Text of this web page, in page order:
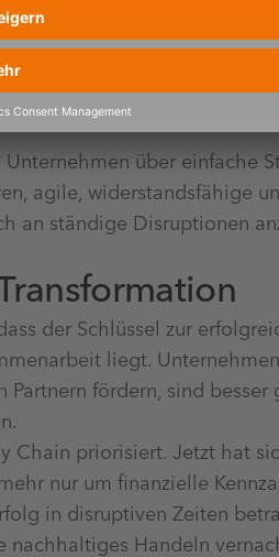
als je zuvor, geprägt von
und schnellem
über einfache
agile, widerstandsfähige
an ständige Disruptionen
der Schlüssel zur
liegt.
fördern, sind besser
Chain priorisiert. Jetzt hat
nur um finanzielle
in disruptiven Zeiten
nachhaltiges Handeln